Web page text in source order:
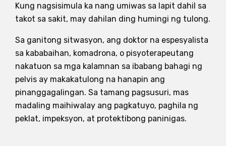
Kung nagsisimula ka nang umiwas sa lapit dahil sa
takot sa sakit, may dahilan ding humingi ng tulong.
Sa ganitong sitwasyon, ang doktor na espesyalista
sa kababaihan, komadrona, o pisyoterapeutang
nakatuon sa mga kalamnan sa ibabang bahagi ng
pelvis ay makakatulong na hanapin ang
pinanggagalingan. Sa tamang pagsusuri, mas
madaling maihiwalay ang pagkatuyo, paghila ng
peklat, impeksyon, at protektibong paninigas.